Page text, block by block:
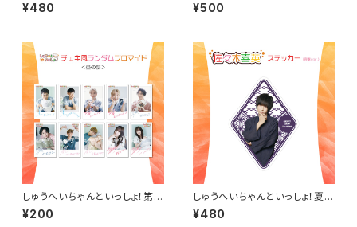
¥480
佑）
¥500
しゅうへいちゃんといっしょ！第1
0夜チェキ風ランダムブロマイド
（全10種）
¥200
しゅうへいちゃんといっしょ！夏季
限定ステッカー（佐々木喜英）
¥480